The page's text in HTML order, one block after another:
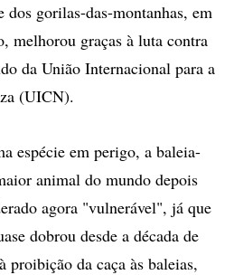
compartilhamento
dos gorilas-das-montanhas, em
melhorou graças à luta contra
da União Internacional para a
(UICN).
espécie em perigo, a baleia-
animal do mundo depois
agora "vulnerável", já que
dobrou desde a década de
proibição da caça às baleias,